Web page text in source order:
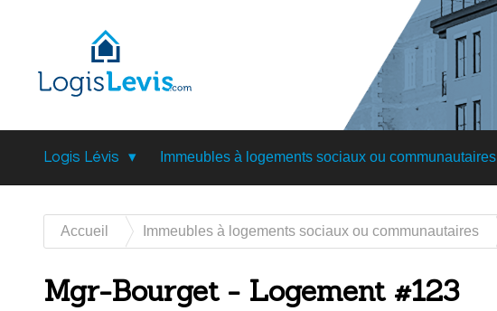
Logis Lévis Immeubles à logements sociaux ou communautaires
Accueil Immeubles à logements sociaux ou communautaires
Mgr-Bourget - Logement #123